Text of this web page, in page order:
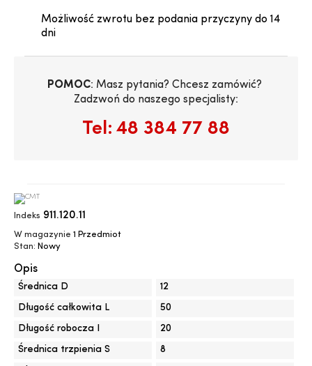
Możliwość zwrotu bez podania przyczyny do 14
dni
POMOC: Masz pytania? Chcesz zamówić?
Zadzwoń do naszego specjalisty:
Tel: 48 384 77 88
Indeks 911.120.11
W magazynie 1 Przedmiot
Stan: Nowy
Opis
Średnica D
12
Długość całkowita L
50
Długość robocza I
20
Średnica trzpienia S
8